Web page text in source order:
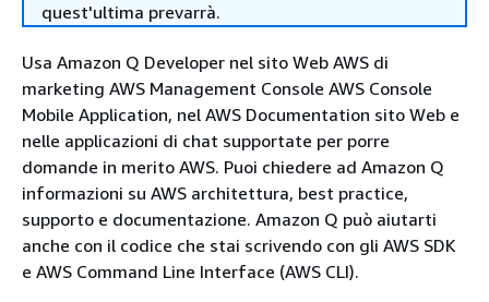
quest'ultima prevarrà.
Usa Amazon Q Developer nel sito Web AWS di
marketing AWS Management Console AWS Console
Mobile Application, nel AWS Documentation sito Web e
nelle applicazioni di chat supportate per porre
domande in merito AWS. Puoi chiedere ad Amazon Q
informazioni su AWS architettura, best practice,
supporto e documentazione. Amazon Q può aiutarti
anche con il codice che stai scrivendo con gli AWS SDK
e AWS Command Line Interface (AWS CLI).